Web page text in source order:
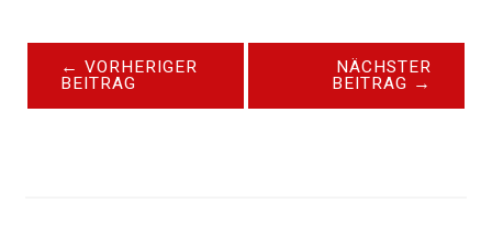
← VORHERIGER
BEITRAG
NÄCHSTER
BEITRAG →